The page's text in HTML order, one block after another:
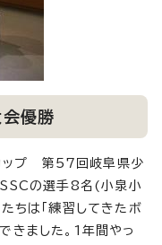
優勝
ップ 第57回岐阜県少
SSCの選手8名(小泉小
ちは「練習してきたボ
きました。1年間やっ